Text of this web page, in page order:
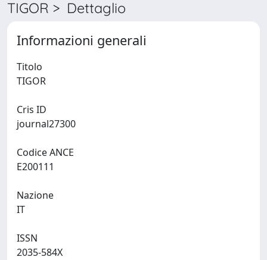
TIGOR > Dettaglio
Informazioni generali
Titolo
Cris ID
Codice ANCE
Nazione
ISSN